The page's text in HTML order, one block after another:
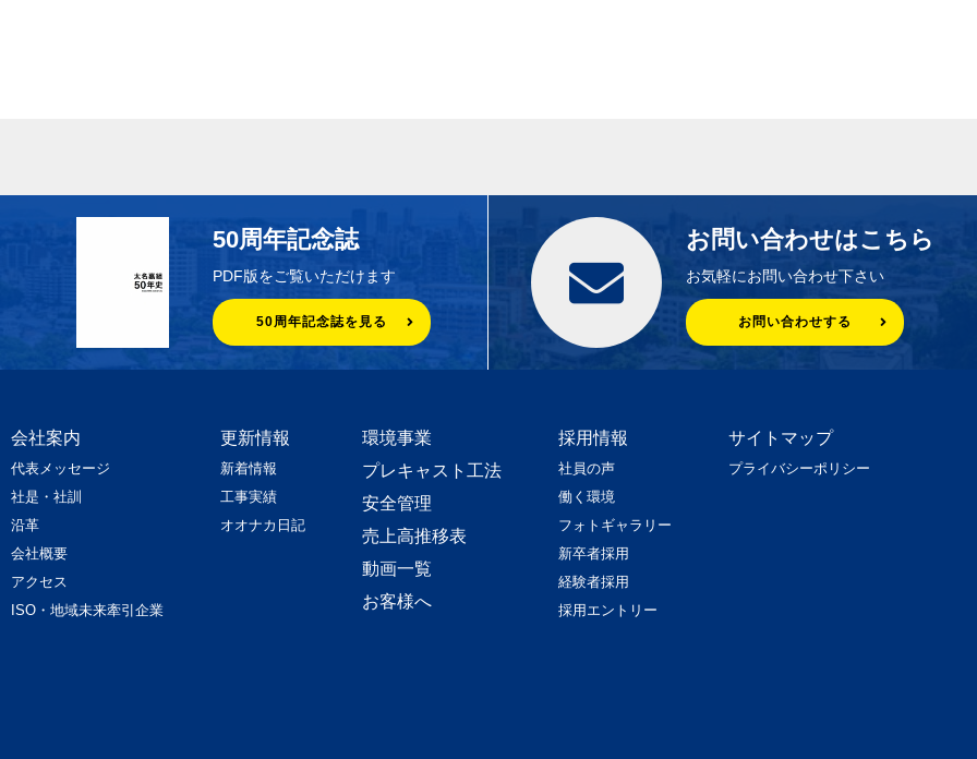
50周年記念誌
PDF版をご覧いただけます
50周年記念誌を見る
お問い合わせはこちら
お気軽にお問い合わせ下さい
お問い合わせする
会社案内
代表メッセージ
社是・社訓
沿革
会社概要
アクセス
ISO・地域未来牽引企業
更新情報
新着情報
工事実績
オオナカ日記
環境事業
プレキャスト工法
安全管理
売上高推移表
動画一覧
お客様へ
採用情報
社員の声
働く環境
フォトギャラリー
新卒者採用
経験者採用
採用エントリー
サイトマップ
プライバシーポリシー